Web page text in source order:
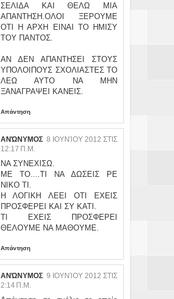
ΣΕΛΙΔΑ ΚΑΙ ΘΕΛΩ ΜΙΑ
ΑΠΑΝΤΗΣΗ.ΟΛΟΙ ΞΕΡΟΥΜΕ
ΟΤΙ Η ΑΡΧΗ ΕΙΝΑΙ ΤΟ ΗΜΙΣΥ
ΤΟΥ ΠΑΝΤΟΣ.
ΑΝ ΔΕΝ ΑΠΑΝΤΗΣΕΙ ΣΤΟΥΣ
ΥΠΟΛΟΙΠΟΥΣ ΣΧΟΛΙΑΣΤΕΣ ΤΟ
ΛΕΩ ΑΥΤΟ ΝΑ ΜΗΝ
ΞΑΝΑΓΡΑΨΕΙ ΚΑΝΕΙΣ.
Απάντηση
ΑΝΏΝΥΜΟΣ 8 ΙΟΥΝΊΟΥ 2012 ΣΤΙΣ
12:17 Π.Μ.
ΝΑ ΣΥΝΕΧΙΣΩ.
ΜΕ ΤΟ....ΤΙ ΝΑ ΔΩΣΕΙΣ ΡΕ
ΝΙΚΟ ΤΙ.
Η ΛΟΓΙΚΗ ΛΕΕΙ ΟΤΙ ΕΧΕΙΣ
ΠΡΟΣΦΕΡΕΙ ΚΑΙ ΣΥ ΚΑΤΙ.
ΤΙ ΕΧΕΙΣ ΠΡΟΣΦΕΡΕΙ
ΘΕΛΟΥΜΕ ΝΑ ΜΑΘΟΥΜΕ.
Απάντηση
ΑΝΏΝΥΜΟΣ 9 ΙΟΥΝΊΟΥ 2012 ΣΤΙΣ
2:14 Π.Μ.